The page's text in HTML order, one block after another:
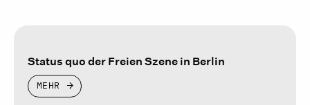
Status quo der Freien Szene in Berlin
MEHR